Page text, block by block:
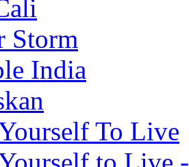
Storm
India
To Live